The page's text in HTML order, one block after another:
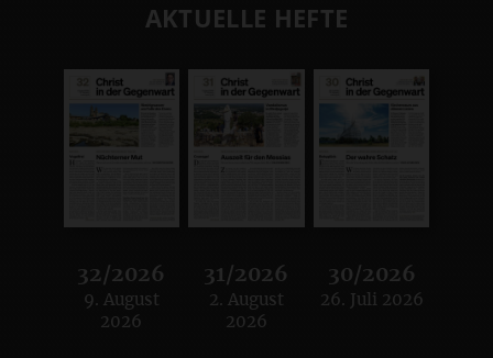
AKTUELLE HEFTE
32/2026
:
9. August
2026
31/2026
:
2. August
2026
30/2026
:
26. Juli 2026